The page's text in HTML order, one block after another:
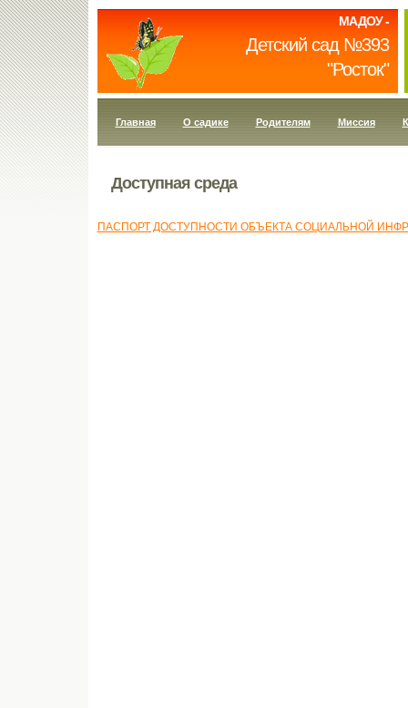
МАДОУ -
Детский сад №393
"Росток"
Главная О садике Родителям Миссия
Доступная среда
ПАСПОРТ ДОСТУПНОСТИ ОБЪЕКТА СОЦИАЛЬНОЙ